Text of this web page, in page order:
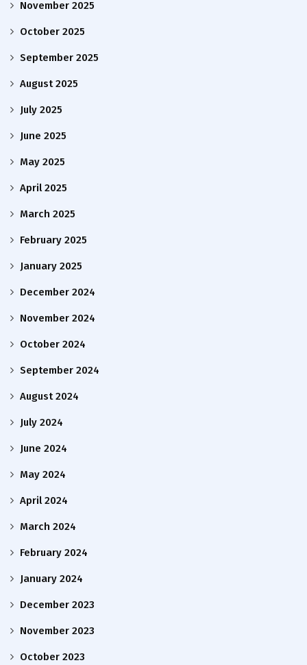
November 2025
October 2025
September 2025
August 2025
July 2025
June 2025
May 2025
April 2025
March 2025
February 2025
January 2025
December 2024
November 2024
October 2024
September 2024
August 2024
July 2024
June 2024
May 2024
April 2024
March 2024
February 2024
January 2024
December 2023
November 2023
October 2023